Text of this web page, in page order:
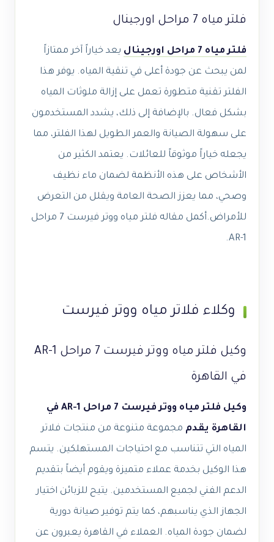
فلتر مياه 7 مراحل اورجينال
فلتر مياه 7 مراحل اورجينال
يعد خياراً آخر ممتازاً
لمن يبحث عن جودة أعلى في تنقية المياه. يوفر هذا
الفلتر تقنية متطورة تعمل على إزالة ملوثات المياه
بشكل فعال. بالإضافة إلى ذلك، يشدد المستخدمون
على سهولة الصيانة والعمر الطويل لهذا الفلتر، مما
يجعله خياراً موثوقاً للعائلات. يعتمد الكثير من
الأشخاص على هذه الأنظمة لضمان ماء نظيف
وصحي، مما يعزز الصحة العامة ويقلل من التعرض
للأمراض.أكمل مقاله فلتر مياه ووتر فيرست 7 مراحل
AR-1.
وكلاء فلاتر مياه ووتر فيرست
وكيل فلتر مياه ووتر فيرست 7 مراحل AR-1
في القاهرة
وكيل فلتر مياه ووتر فيرست 7 مراحل AR-1 في
القاهرة يقدم مجموعة متنوعة من منتجات فلاتر
المياه التي تتناسب مع احتياجات المستهلكين. يتسم
هذا الوكيل بخدمة عملاء متميزة ويقوم أيضاً بتقديم
الدعم الفني لجميع المستخدمين. يتيح للزبائن اختيار
الجهاز الذي يناسبهم، كما يتم توفير صيانة دورية
لضمان جودة المياه. العملاء في القاهرة يعبرون عن